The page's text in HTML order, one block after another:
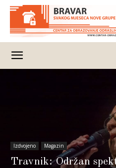
Izdvojeno Magazin
Travnik: Održan